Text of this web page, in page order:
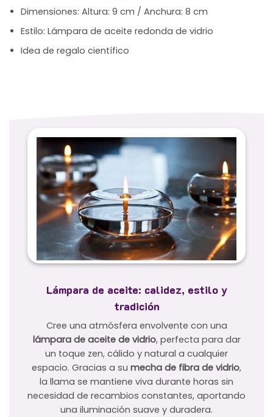
Dimensiones: Altura: 9 cm / Anchura: 8 cm
Estilo: Lámpara de aceite redonda de vidrio
Idea de regalo científico
Lámpara de aceite: calidez, estilo y
tradición
Cree una atmósfera envolvente con una
lámpara de aceite de vidrio, perfecta para dar
un toque zen, cálido y natural a cualquier
espacio. Gracias a su mecha de fibra de vidrio,
la llama se mantiene viva durante horas sin
necesidad de recambios constantes, aportando
una iluminación suave y duradera.